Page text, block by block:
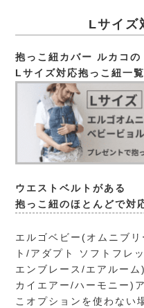
Lサイズ
抱っこ紐カバー ルカコの
Lサイズ対応抱っこ紐一覧
ウエストベルトがある
抱っこ紐のほとんどで対
エルゴベビー(オムニブ
ト/アダプト ソフトフレ
エンブレース/エアルー
カイエアー/ハーモニー)
こオプションを使わない